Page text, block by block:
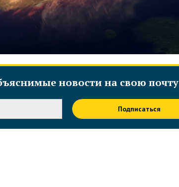
новости на свою почту
Подписаться